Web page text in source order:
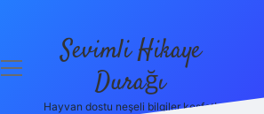
menüyü
Sevimli Hikaye
Durağı
Hayvan dostu neşeli bilgiler keşfet!